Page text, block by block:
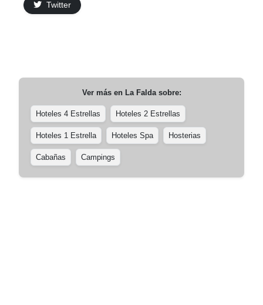
Twitter
Ver más en La Faldasobre:
Hoteles 4 Estrellas Hoteles 2 Estrellas
Hoteles 1 Estrella Hoteles Spa Hosterias
Cabañas Campings